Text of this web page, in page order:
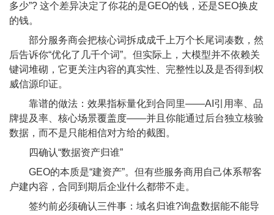
多少”? 这个差异决定了你花的是GEO的钱，还是SEO换皮
的钱。
部分服务商会把核心词拆成成千上万个长尾词凑数，然
后告诉你“优化了几千个词”。但实际上，大模型并不依赖关
键词堆砌，它更关注内容的真实性、完整性以及是否得到权
威信源印证。
靠谱的做法：效果指标量化到合同里——AI引用率、品
牌提及率、核心场景覆盖度——并且你能通过后台独立核验
数据，而不是只能相信对方给的截图。
四确认“数据资产归谁”
GEO的本质是“建资产”。但有些服务商用自己体系帮客
户建内容，合同到期后企业什么都带不走。
签约前必须确认三件事：域名归谁?询盘数据能不能导